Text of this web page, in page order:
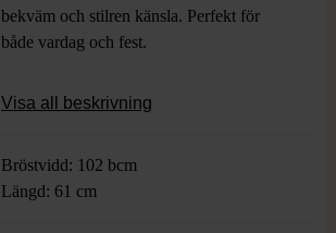
bekväm och stilren känsla. Perfekt för
både vardag och fest.
Visa all beskrivning
Bröstvidd: 102 bcm
Längd: 61 cm